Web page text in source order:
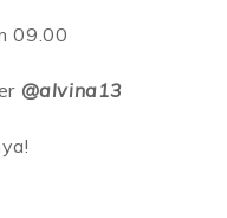
09.00
@alvina13